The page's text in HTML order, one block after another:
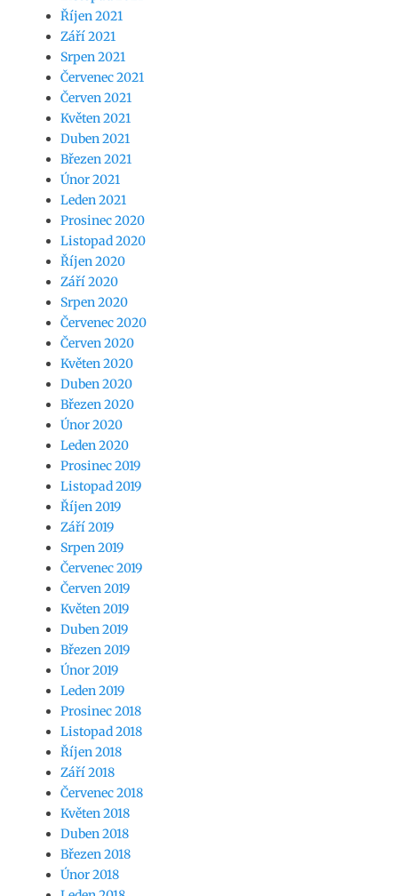
Říjen 2021
Září 2021
Srpen 2021
Červenec 2021
Červen 2021
Květen 2021
Duben 2021
Březen 2021
Únor 2021
Leden 2021
Prosinec 2020
Listopad 2020
Říjen 2020
Září 2020
Srpen 2020
Červenec 2020
Červen 2020
Květen 2020
Duben 2020
Březen 2020
Únor 2020
Leden 2020
Prosinec 2019
Listopad 2019
Říjen 2019
Září 2019
Srpen 2019
Červenec 2019
Červen 2019
Květen 2019
Duben 2019
Březen 2019
Únor 2019
Leden 2019
Prosinec 2018
Listopad 2018
Říjen 2018
Září 2018
Červenec 2018
Květen 2018
Duben 2018
Březen 2018
Únor 2018